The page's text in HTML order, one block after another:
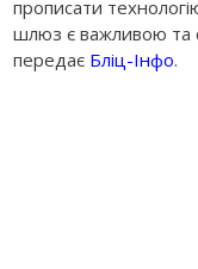
прописати
шлюз є важливою та
передає Бліц-Інфо.